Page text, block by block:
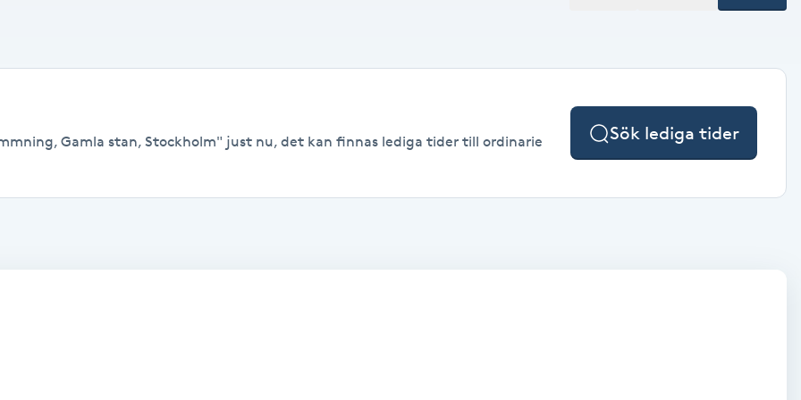
Gamla stan, Stockholm" just nu, det kan finnas lediga tider till ordinarie Sök lediga tider